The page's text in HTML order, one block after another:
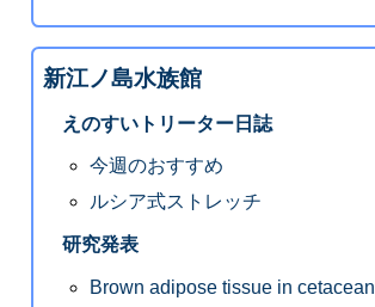
新江ノ島水族館
えのすいトリーター日誌
今週のおすすめ
ルシア式ストレッチ
研究発表
Brown adipose tissue in cetacean